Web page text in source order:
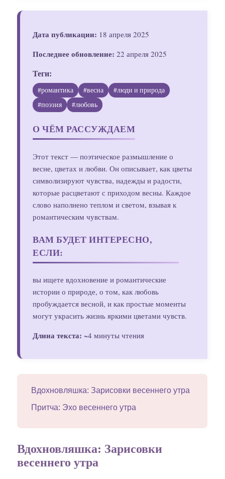
Дата публикации: 18 апреля 2025
Последнее обновление: 22 апреля 2025
Теги:
#романтика #весна
#люди и природа
#поэзия
#любовь
О ЧЁМ РАССУЖДАЕМ
Этот текст — поэтическое размышление о
весне, цветах и любви. Он описывает, как цветы
символизируют чувства, надежды и радости,
которые расцветают с приходом весны. Каждое
слово наполнено теплом и светом, взывая к
романтическим чувствам.
ВАМ БУДЕТ ИНТЕРЕСНО,
ЕСЛИ:
вы ищете вдохновение и романтические
истории о природе, о том, как любовь
пробуждается весной, и как простые моменты
могут украсить жизнь яркими цветами чувств.
Длина текста: ~4 минуты чтения
Вдохновляшка: Зарисовки весеннего утра
Притча: Эхо весеннего утра
Вдохновляшка: Зарисовки
весеннего утра